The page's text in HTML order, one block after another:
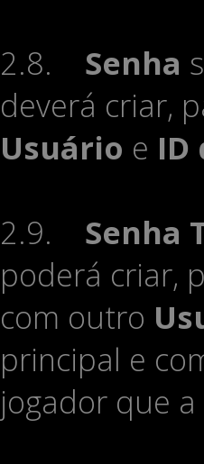
2.8. Senha
deverá criar,
Usuário e ID
2.9. Senha
poderá criar,
com outro
principal e
jogador que